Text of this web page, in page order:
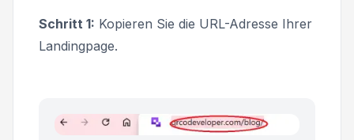
Schritt 1: Kopieren Sie die URL-Adresse Ihrer
Landingpage.